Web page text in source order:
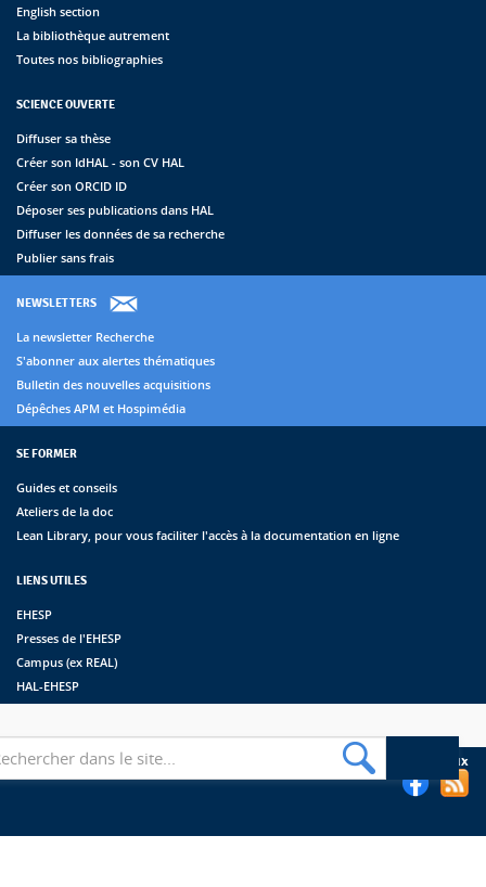
English section
La bibliothèque autrement
Toutes nos bibliographies
SCIENCE OUVERTE
Diffuser sa thèse
Créer son IdHAL - son CV HAL
Créer son ORCID ID
Déposer ses publications dans HAL
Diffuser les données de sa recherche
Publier sans frais
NEWSLETTERS
La newsletter Recherche
S'abonner aux alertes thématiques
Bulletin des nouvelles acquisitions
Dépêches APM et Hospimédia
SE FORMER
Guides et conseils
Ateliers de la doc
Lean Library, pour vous faciliter l'accès à la documentation en ligne
LIENS UTILES
EHESP
Presses de l'EHESP
Campus (ex REAL)
HAL-EHESP
Suivez les bibliothèques de l'EHESP sur les réseaux sociaux